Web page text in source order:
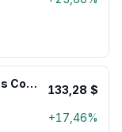
Space Exploration Technologies Corp. Class A Common Stock 133,28 $
+17,46%